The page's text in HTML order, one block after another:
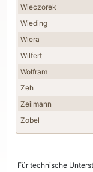
Wieczorek
Wieding
Wiera
Wilfert
Wolfram
Zeh
Zeilmann
Zobel
Für technische